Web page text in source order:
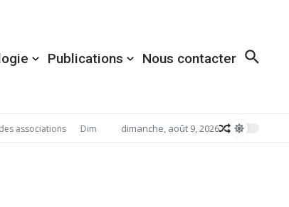
Publications Nous contacter
associations Dimanche 6 septembre 2026: Redécouvrez Acigné
dimanche, août 9, 2026